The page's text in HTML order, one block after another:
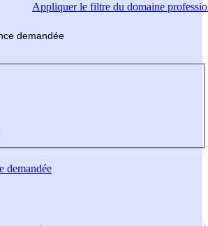
Appliquerle filtre du domaine
demandée
demandée